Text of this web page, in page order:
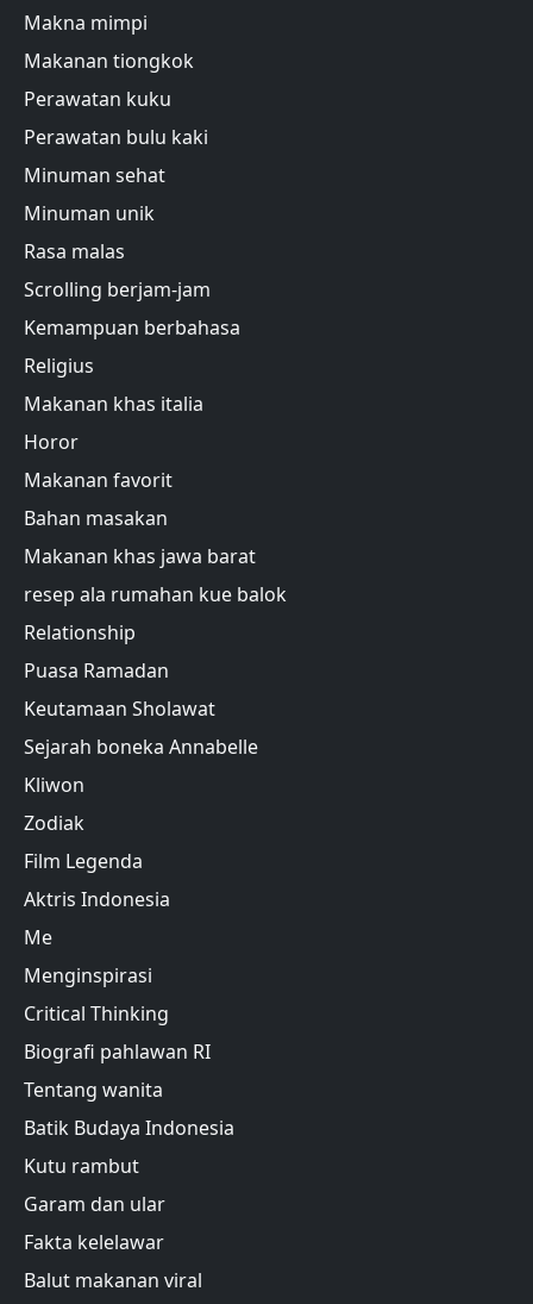
Makna mimpi
Makanan tiongkok
Perawatan kuku
Perawatan bulu kaki
Minuman sehat
Minuman unik
Rasa malas
Scrolling berjam-jam
Kemampuan berbahasa
Religius
Makanan khas italia
Horor
Makanan favorit
Bahan masakan
Makanan khas jawa barat
resep ala rumahan kue balok
Relationship
Puasa Ramadan
Keutamaan Sholawat
Sejarah boneka Annabelle
Kliwon
Zodiak
Film Legenda
Aktris Indonesia
Me
Menginspirasi
Critical Thinking
Biografi pahlawan RI
Tentang wanita
Batik Budaya Indonesia
Kutu rambut
Garam dan ular
Fakta kelelawar
Balut makanan viral